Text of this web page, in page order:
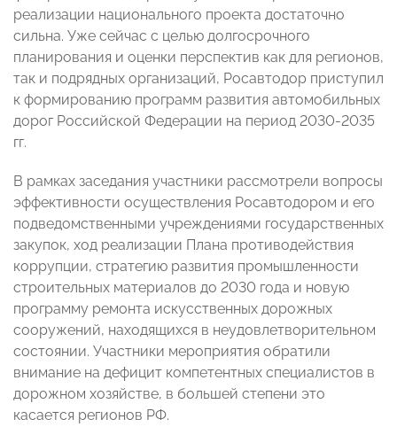
реализации национального проекта достаточно
сильна. Уже сейчас с целью долгосрочного
планирования и оценки перспектив как для регионов,
так и подрядных организаций, Росавтодор приступил
к формированию программ развития автомобильных
дорог Российской Федерации на период 2030-2035
гг.
В рамках заседания участники рассмотрели вопросы
эффективности осуществления Росавтодором и его
подведомственными учреждениями государственных
закупок, ход реализации Плана противодействия
коррупции, стратегию развития промышленности
строительных материалов до 2030 года и новую
программу ремонта искусственных дорожных
сооружений, находящихся в неудовлетворительном
состоянии. Участники мероприятия обратили
внимание на дефицит компетентных специалистов в
дорожном хозяйстве, в большей степени это
касается регионов РФ.